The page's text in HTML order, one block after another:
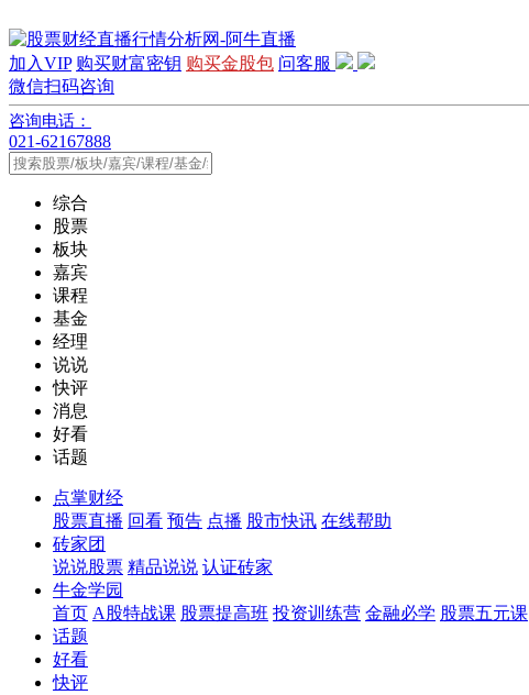
加入VIP 购买财富密钥 购买金股包 问客服
微信扫码咨询
咨询电话：
021-62167888
综合
股票
板块
嘉宾
课程
基金
经理
说说
快评
消息
好看
话题
点掌财经
股票直播 回看 预告 点播 股市快讯 在线帮助
砖家团
说说股票 精品说说 认证砖家
牛金学园
首页 A股特战课 股票提高班 投资训练营 金融必学 股票五元课
话题
好看
快评